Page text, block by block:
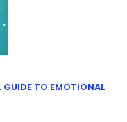
GUIDE TO EMOTIONAL